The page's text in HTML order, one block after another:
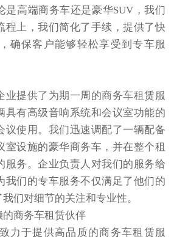
是高端商务车还是豪华SUV，我们
程上，我们简化了手续，提供了快
确保客户能够轻松享受到专车服
业提供了为期一周的商务车租赁服
具有高级音响系统和会议室功能的
议使用。我们迅速调配了一辆配备
室设施的豪华商务车，并在整个租
服务。企业负责人对我们的服务给
我们的专车服务不仅满足了他们的
们对细节的关注和专业性。
商务车租赁伙伴
力于提供高品质的商务车租赁服